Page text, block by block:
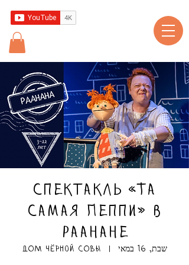
Спектакль «Та
самая Пеппи» в
Раанане
שבת, 16 במאי ДОМ чёрной СОВЫ